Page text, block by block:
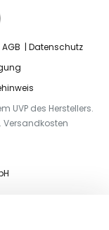
AGB
Datenschutz
UVP des Herstellers.
Versandkosten